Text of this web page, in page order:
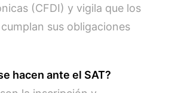
(CFDI) y vigila que los
sus obligaciones
hacen ante el SAT?